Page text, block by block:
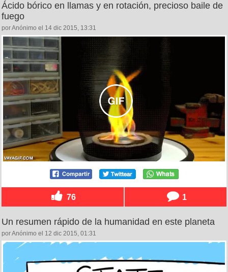
Ácido bórico en llamas y en rotación, precioso baile de
fuego
por Anónimo el 14 dic 2015, 13:31
76 1
Un resumen rápido de la humanidad en este planeta
por Anónimo el 12 dic 2015, 01:31